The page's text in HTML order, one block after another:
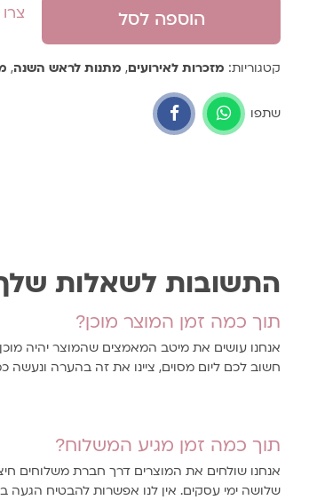
הוספה לסל
קטגוריות: מזכרות לאירועים, מתנות לראש השנה,
שתפו
התשובות לשאלות
תוך כמה זמן המוצר מוכן?
חשוב לכם ליום מסוים, ציינו את זה בהערה ונעשה
תוך כמה זמן מגיע המשלוח?
אנחנו שולחים את המוצרים דרך חברת משלוחים
שלושה ימי עסקים. אין לנו אפשרות להבטיח הגעה